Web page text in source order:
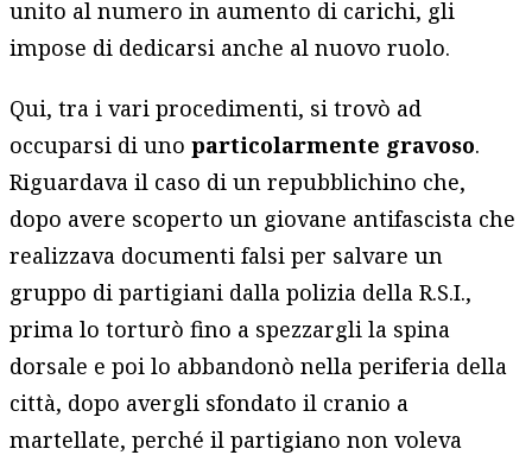
unito al numero in aumento di carichi, gli
impose di dedicarsi anche al nuovo ruolo.
Qui, tra i vari procedimenti, si trovò ad
occuparsi di unoparticolarmente gravoso.
Riguardava il caso di un repubblichino che,
dopo avere scoperto un giovane antifascista che
realizzava documenti falsi per salvare un
gruppo di partigiani dalla polizia della R.S.I.,
prima lo torturò fino a spezzargli la spina
dorsale e poi lo abbandonò nella periferia della
città, dopo avergli sfondato il cranio a
martellate, perché il partigiano non voleva